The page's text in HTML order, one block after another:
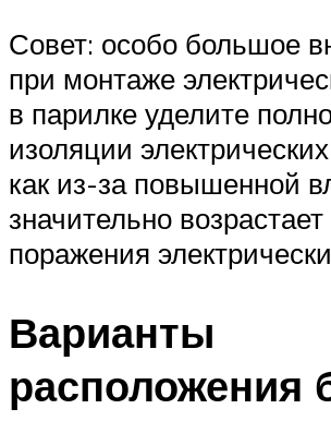
Совет: особо большое
при монтаже
в парилке уделите
изоляции
как из-за повышенной
значительно
поражения
Варианты
расположения